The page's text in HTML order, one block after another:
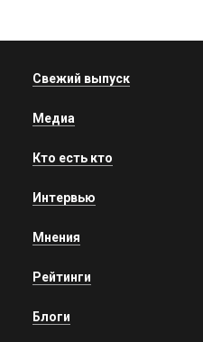
Свежий выпуск
Медиа
Кто есть кто
Интервью
Мнения
Рейтинги
Блоги